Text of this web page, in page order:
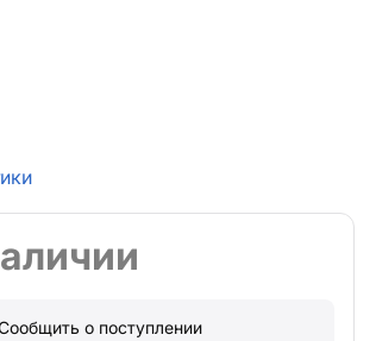
о поступлении